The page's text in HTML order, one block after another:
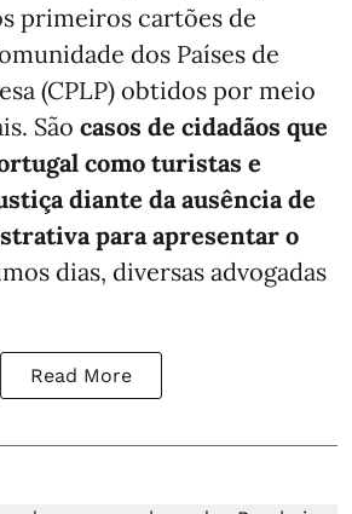
primeiros cartões de
dos Países de
(CPLP) obtidos por meio
São casos de cidadãos que
como turistas e
diante da ausência de
para apresentar o
dias, diversas advogadas
Read More